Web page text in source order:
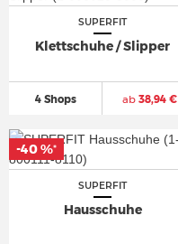
SUPERFIT
Klettschuhe / Slipper
4 Shops ab38,94 €
SUPERFIT
Hausschuhe
-40 %*